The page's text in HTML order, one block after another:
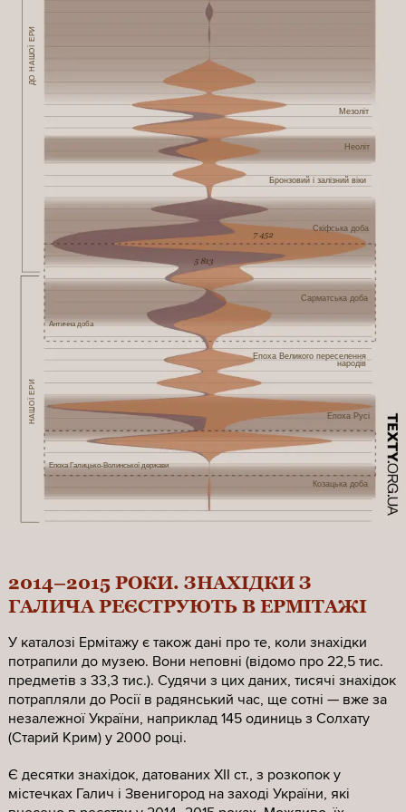
онлайн-каталозі Ермітажу можна простежити часто.
Точки на карті
Щоб показати, де саме на території України було
знайдено скарби та артефакти і звідки їх вивезли, ми
додали приблизні геодані до кожної знахідки (з
точністю до кількох кілометрів, якщо вказано назву
населеного пункту, та кількох десятків кілометрів,
якщо вказано лише назву губернії чи повіту).
ДО НАШОЇ ЕРИ
Мезоліт
Неоліт
Бронзовий і залізний віки
Скіфська доба
7 452
5 813
Сарматська доба
Антична доба
Епоха Великого переселення
народів
НАШОЇ ЕРИ Епоха Русі
Епоха Галицько-Волинської держави
Козацька доба
2014–2015 РОКИ. ЗНАХІДКИ З
ГАЛИЧА РЕЄСТРУЮТЬ В ЕРМІТАЖІ
У каталозі Ермітажу є також дані про те, коли знахідки
потрапили до музею. Вони неповні (відомо про 22,5 тис.
предметів з 33,3 тис.). Судячи з цих даних, тисячі знахідок
потрапляли до Росії в радянський час, ще сотні — вже за
незалежної України, наприклад 145 одиниць з Солхату
(Старий Крим) у 2000 році.
Є десятки знахідок, датованих XII ст., з розкопок у
містечках Галич і Звенигород на заході України, які